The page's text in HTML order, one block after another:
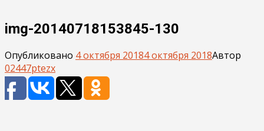
img-20140718153845-130
Опубликовано 4 октября 20184 октября 2018Автор
02447ptezx